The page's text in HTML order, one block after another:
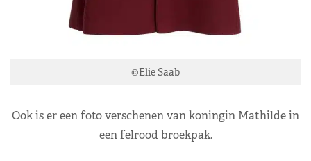
©Elie Saab
Ook is er een foto verschenen van koningin Mathilde in
een felrood broekpak.